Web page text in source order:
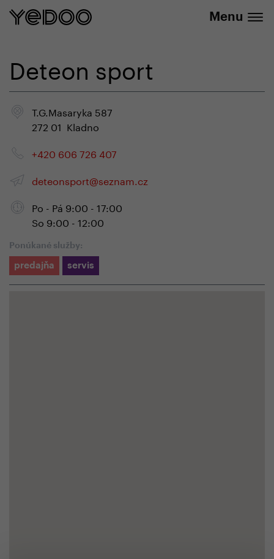
Menu
Deteon sport
T.G.Masaryka 587
272 01 Kladno
+420 606 726 407
deteonsport@seznam.cz
Po - Pá 9:00 - 17:00
So 9:00 - 12:00
Ponúkané služby:
predajňa servis